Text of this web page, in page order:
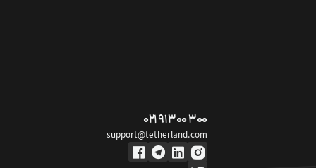
۰۲۱ ۹۱ ۳۰۰ ۳۰۰
support@tetherland.com